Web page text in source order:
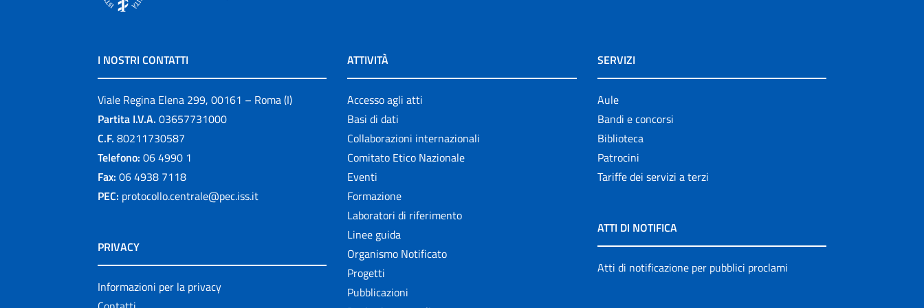
I NOSTRI CONTATTI
Viale Regina Elena 299, 00161 – Roma (I)
Partita I.V.A. 03657731000
C.F. 80211730587
Telefono: 06 4990 1
Fax: 06 4938 7118
PEC: protocollo.centrale@pec.iss.it
PRIVACY
Informazioni per la privacy
ATTIVITÀ
Accesso agli atti
Basi di dati
Collaborazioni internazionali
Comitato Etico Nazionale
Eventi
Formazione
Laboratori di riferimento
Linee guida
Organismo Notificato
Progetti
Pubblicazioni
SERVIZI
Aule
Bandi e concorsi
Biblioteca
Patrocini
Tariffe dei servizi a terzi
ATTI DI NOTIFICA
Atti di notificazione per pubblici proclami